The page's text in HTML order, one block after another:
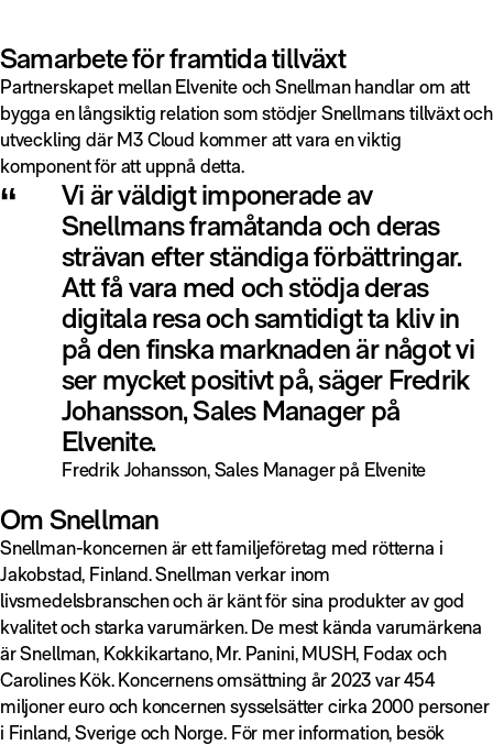
Samarbete för framtida tillväxt
Partnerskapet mellan Elvenite och Snellman handlar om att
bygga en långsiktig relation som stödjer Snellmans tillväxt och
utveckling där M3 Cloud kommer att vara en viktig
komponent för att uppnå detta.
“
Vi är väldigt imponerade av
Snellmans framåtanda och deras
strävan efter ständiga förbättringar.
Att få vara med och stödja deras
digitala resa och samtidigt ta kliv in
på den finska marknaden är något vi
ser mycket positivt på, säger Fredrik
Johansson, Sales Manager på
Elvenite.
Fredrik Johansson, Sales Manager på Elvenite
Om Snellman
Snellman-koncernen är ett familjeföretag med rötterna i
Jakobstad, Finland. Snellman verkar inom
livsmedelsbranschen och är känt för sina produkter av god
kvalitet och starka varumärken. De mest kända varumärkena
är Snellman, Kokkikartano, Mr. Panini, MUSH, Fodax och
Carolines Kök. Koncernens omsättning år 2023 var 454
miljoner euro och koncernen sysselsätter cirka 2000 personer
i Finland, Sverige och Norge. För mer information, besök